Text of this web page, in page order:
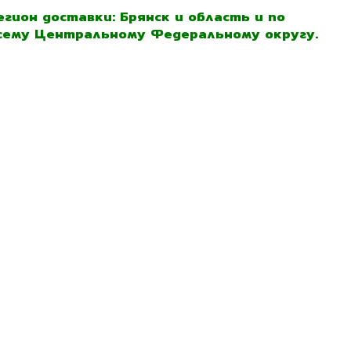
доставки: Брянск и область и по
Центральному Федеральному округу.